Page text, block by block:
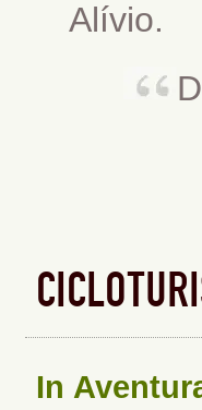
Alívio.
In